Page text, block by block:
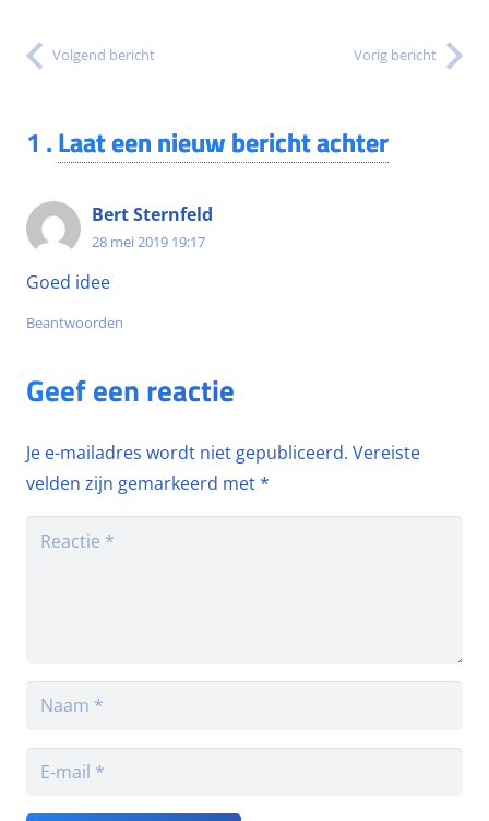
Volgend bericht Vorig bericht
1 .Laat een nieuw bericht achter
Bert Sternfeld
28 mei 2019 19:17
Goed idee
Beantwoorden
Geef een reactie
Je e-mailadres wordt niet gepubliceerd. Vereiste
velden zijn gemarkeerd met*